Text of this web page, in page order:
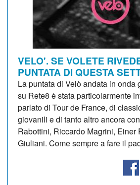
VELO'. SE VOLETE
PUNTATA DI QUESTA
La puntata di Velò andata in onda
su Rete8 è stata particolarmente
parlato di Tour de France, di
giovanili e di tanto altro ancora
Rabottini, Riccardo Magrini, Einer
Giuliani. Come sempre a fare il